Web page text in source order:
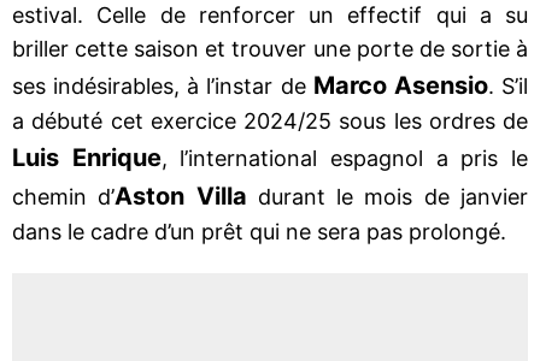
estival. Celle de renforcer un effectif qui a su
briller cette saison et trouver une porte de sortie à
ses indésirables, à l’instar de Marco Asensio. S’il
a débuté cet exercice 2024/25 sous les ordres de
Luis Enrique, l’international espagnol a pris le
chemin d’Aston Villa durant le mois de janvier
dans le cadre d’un prêt qui ne sera pas prolongé.